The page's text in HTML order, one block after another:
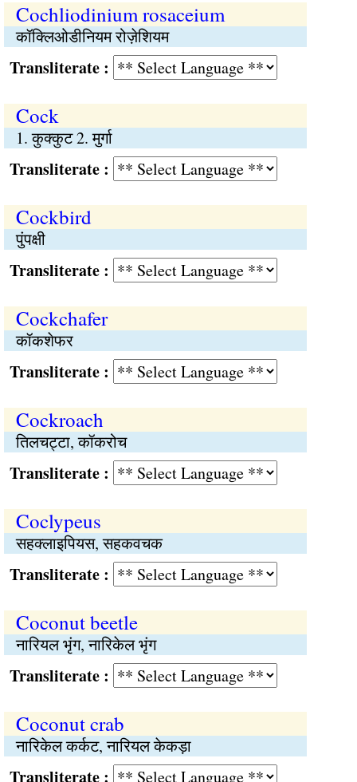
Cochliodinium rosaceium
कॉक्लिओडीनियम रोज़ेशियम
:
Cock
1. कुक्कुट 2. मुर्गा
:
Cockbird
पुंपक्षी
:
Cockchafer
कॉकशेफर
:
Cockroach
तिलचट्टा, कॉकरोच
:
Coclypeus
सहक्लाइपियस, सहकवचक
:
Coconut beetle
नारियल भृंग, नारिकेल भृंग
:
Coconut crab
नारिकेल कर्कट, नारियल केकड़ा
: